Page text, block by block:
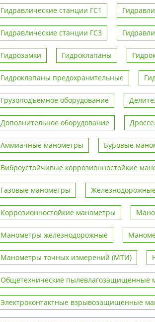
Гидравлические станции ГС1
Гидравлические станции ГС3
Гидрозамки Гидроклапаны
Гидроклапаны предохранительные
Грузоподъемное оборудование
Дополнительное оборудование
Аммиачные манометры Буровые
Виброустойчивые коррозионностойкие
Газовые манометры
Коррозионностойкие манометры
Манометры железнодорожные
Манометры точных измерений (МТИ)
Общетехнические пылевлагозащищенные
Электроконтактные взрывозащищенные